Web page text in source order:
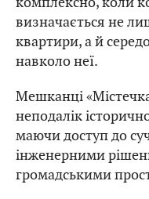
визначається не
квартири, а й
навколо неї.
Мешканці
неподалік
маючи доступ до
інженерними
громадськими